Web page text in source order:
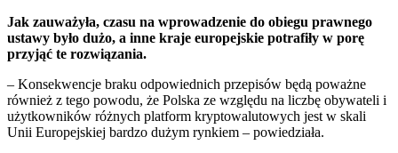
Jak zauważyła, czasu na wprowadzenie do obiegu prawnego
ustawy było dużo, a inne kraje europejskie potrafiły w porę
przyjąć te rozwiązania.
– Konsekwencje braku odpowiednich przepisów będą poważne
również z tego powodu, że Polska ze względu na liczbę obywateli i
użytkowników różnych platform kryptowalutowych jest w skali
Unii Europejskiej bardzo dużym rynkiem – powiedziała.